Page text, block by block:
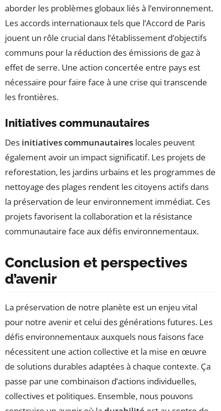
aborder les problèmes globaux liés à l’environnement.
Les accords internationaux tels que l’Accord de Paris
jouent un rôle crucial dans l’établissement d’objectifs
communs pour la réduction des émissions de gaz à
effet de serre. Une action concertée entre pays est
nécessaire pour faire face à une crise qui transcende
les frontières.
Initiatives communautaires
Des initiatives communautaires locales peuvent
également avoir un impact significatif. Les projets de
reforestation, les jardins urbains et les programmes de
nettoyage des plages rendent les citoyens actifs dans
la préservation de leur environnement immédiat. Ces
projets favorisent la collaboration et la résistance
communautaire face aux défis environnementaux.
Conclusion et perspectives
d’avenir
La préservation de notre planète est un enjeu vital
pour notre avenir et celui des générations futures. Les
défis environnementaux auxquels nous faisons face
nécessitent une action collective et la mise en œuvre
de solutions durables adaptées à chaque contexte. Ça
passe par une combinaison d’actions individuelles,
collectives et politiques. Ensemble, nous pouvons